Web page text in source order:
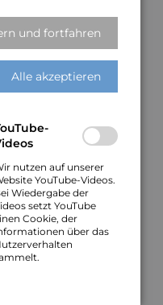
und fortfahren
Alle akzeptieren
nutzen auf unserer
YouTube-Videos.
Wiedergabe der
setzt YouTube
Cookie, der
über das